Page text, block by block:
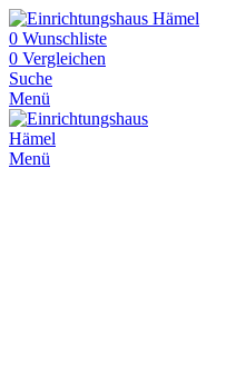
0 Wunschliste
0 Vergleichen
Suche
Menü
Menü